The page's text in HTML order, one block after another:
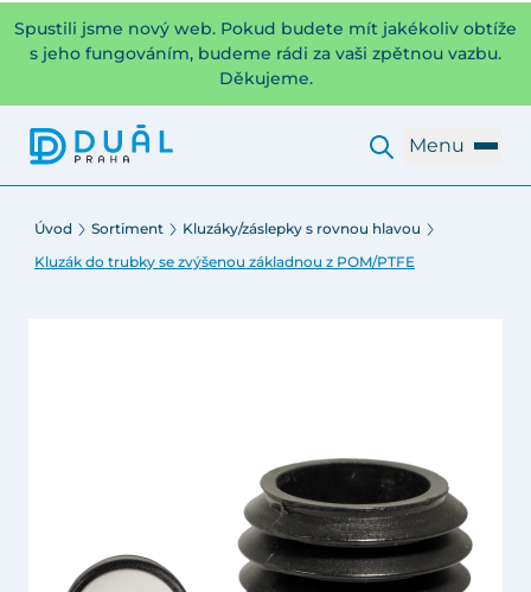
Spustili jsme nový web. Pokud budete mít jakékoliv obtíže
s jeho fungováním, budeme rádi za vaši zpětnou vazbu.
Děkujeme.
Menu
Úvod Sortiment
Kluzáky/záslepky s rovnou hlavou
Kluzák do trubky se zvýšenou základnou z POM/PTFE